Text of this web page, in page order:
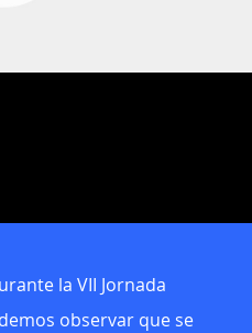
la VII Jornada
observar que se